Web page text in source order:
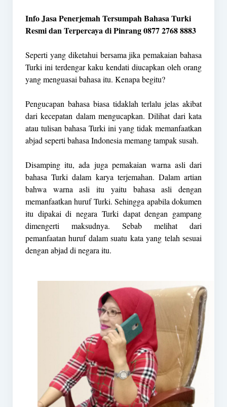
Info Jasa Penerjemah Tersumpah Bahasa Turki
Resmi dan Terpercaya di Pinrang 0877 2768 8883
Seperti yang diketahui bersama jika pemakaian bahasa
Turki ini terdengar kaku kendati diucapkan oleh orang
yang menguasai bahasa itu. Kenapa begitu?
Pengucapan bahasa biasa tidaklah terlalu jelas akibat
dari kecepatan dalam mengucapkan. Dilihat dari kata
atau tulisan bahasa Turki ini yang tidak memanfaatkan
abjad seperti bahasa Indonesia memang tampak susah.
Disamping itu, ada juga pemakaian warna asli dari
bahasa Turki dalam karya terjemahan. Dalam artian
bahwa warna asli itu yaitu bahasa asli dengan
memanfaatkan huruf Turki. Sehingga apabila dokumen
itu dipakai di negara Turki dapat dengan gampang
dimengerti maksudnya. Sebab melihat dari
pemanfaatan huruf dalam suatu kata yang telah sesuai
dengan abjad di negara itu.